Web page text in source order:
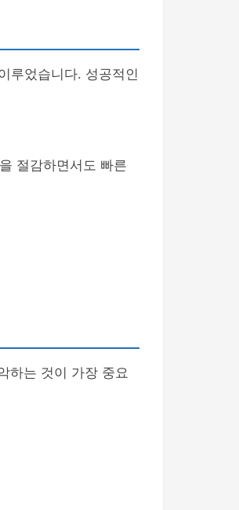
루었습니다. 성공적인
절감하면서도 빠른
하는 것이 가장 중요